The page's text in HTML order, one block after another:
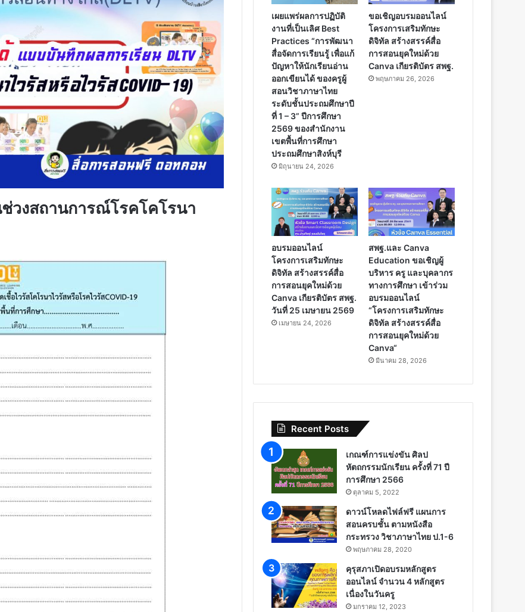
วงสถานการณ์โรคโคโรนา
เผยแพร่ผลการปฏิบัติ
งานที่เป็นเลิศ Best
Practices “การพัฒนา
สื่อจัดการเรียนรู้ เพื่อแก้
ปัญหาให้นักเรียนอ่าน
ออกเขียนได้ ของครูผู้
สอนวิชาภาษาไทย
ระดับชั้นประถมศึกษาปี
ที่ 1 – 3” ปีการศึกษา
2569 ของสำนักงาน
เขตพื้นที่การศึกษา
ประถมศึกษาสิงห์บุรี
มิถุนายน 24, 2026
ขอเชิญอบรมออนไลน์
โครงการเสริมทักษะ
ดิจิทัล สร้างสรรค์สื่อ
การสอนยุคใหม่ด้วย
Canva เกียรติบัตร สพฐ.
พฤษภาคม 26, 2026
อบรมออนไลน์
โครงการเสริมทักษะ
ดิจิทัล สร้างสรรค์สื่อ
การสอนยุคใหม่ด้วย
Canva เกียรติบัตร สพฐ.
วันที่ 25 เมษายน 2569
เมษายน 24, 2026
สพฐ.และ Canva
Education ขอเชิญผู้
บริหาร ครู และบุคลากร
ทางการศึกษา เข้าร่วม
อบรมออนไลน์
“โครงการเสริมทักษะ
ดิจิทัล สร้างสรรค์สื่อ
การสอนยุคใหม่ด้วย
Canva“
มีนาคม 28, 2026
Recent Posts
เกณฑ์การแข่งขัน ศิลป
หัตถกรรมนักเรียน ครั้งที่ 71 ปี
การศึกษา 2566
ตุลาคม 5, 2022
ดาวน์โหลดไฟล์ฟรี แผนการ
สอนครบชั้น ตามหนังสือ
กระทรวง วิชาภาษาไทย ป.1-6
พฤษภาคม 28, 2020
คุรุสภาเปิดอบรมหลักสูตร
ออนไลน์ จำนวน 4 หลักสูตร
เนื่องในวันครู
มกราคม 12, 2023